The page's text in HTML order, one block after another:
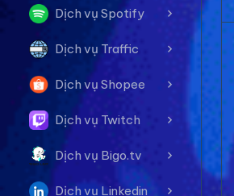
Dịch vụ Spotify
Dịch vụ Traffic
Dịch vụ Shopee
Dịch vụ Twitch
Dịch vụ Bigo.tv
Dịch vụ Linkedin